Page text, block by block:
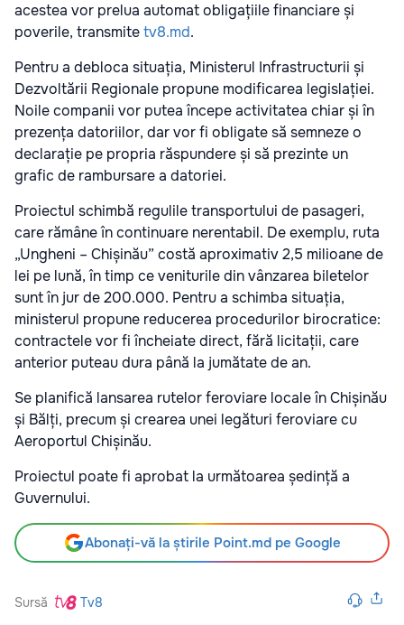
acestea vor prelua automat obligațiile financiare și
poverile, transmitetv8.md.
Pentru a debloca situația, Ministerul Infrastructurii și
Dezvoltării Regionale propune modificarea legislației.
Noile companii vor putea începe activitatea chiar și în
prezența datoriilor, dar vor fi obligate să semneze o
declarație pe propria răspundere și să prezinte un
grafic de rambursare a datoriei.
Proiectul schimbă regulile transportului de pasageri,
care rămâne în continuare nerentabil. De exemplu, ruta
„Ungheni – Chișinău” costă aproximativ 2,5 milioane de
lei pe lună, în timp ce veniturile din vânzarea biletelor
sunt în jur de 200.000. Pentru a schimba situația,
ministerul propune reducerea procedurilor birocratice:
contractele vor fi încheiate direct, fără licitații, care
anterior puteau dura până la jumătate de an.
Se planifică lansarea rutelor feroviare locale în Chișinău
și Bălți, precum și crearea unei legături feroviare cu
Aeroportul Chișinău.
Proiectul poate fi aprobat la următoarea ședință a
Guvernului.
Abonați-vă la știrile Point.md pe Google
Sursă Tv8